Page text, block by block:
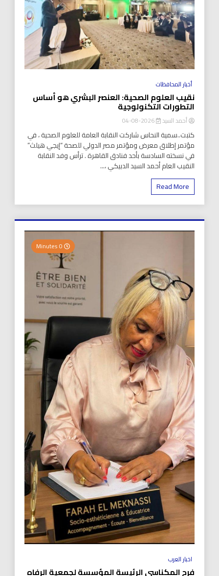
أخبار المحافظات
نقيب العلوم الصحية: العنصر البشري هو أساس
التطورات التكنولوجية
أحمد السيد 2026-08-04
كتبت..سمية النحاس شاركت النقابة العامة للعلوم الصحية ، في
مؤتمر إطلاق معرض ومؤتمر مصر الدولي للصحة “إيجي هيلث”
في نسخته السادسة بأحد فنادق القاهرة . ترأس وفد النقابة
النقيب العام أحمد السيد الدبيكي ،...
Read More
اخبار العرب
فرح المكناسي الرئيسة المؤسسة لجمعية الرفاه